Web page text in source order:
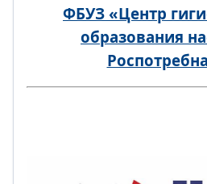
ФБУЗ «Центр
образования